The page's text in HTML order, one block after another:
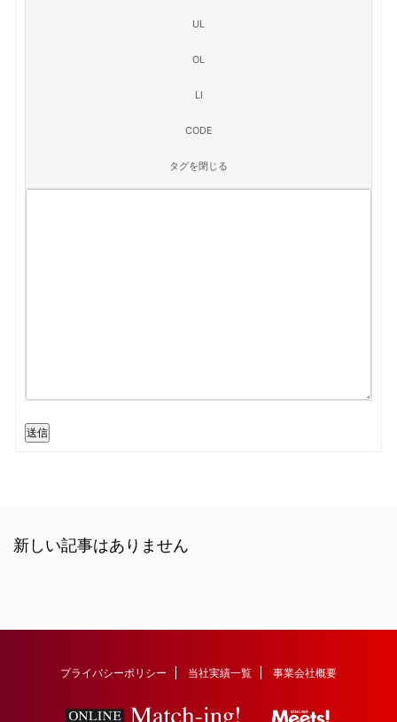
送信
新しい記事はありません
プライバシーポリシー 当社実績一覧 事業会社概要